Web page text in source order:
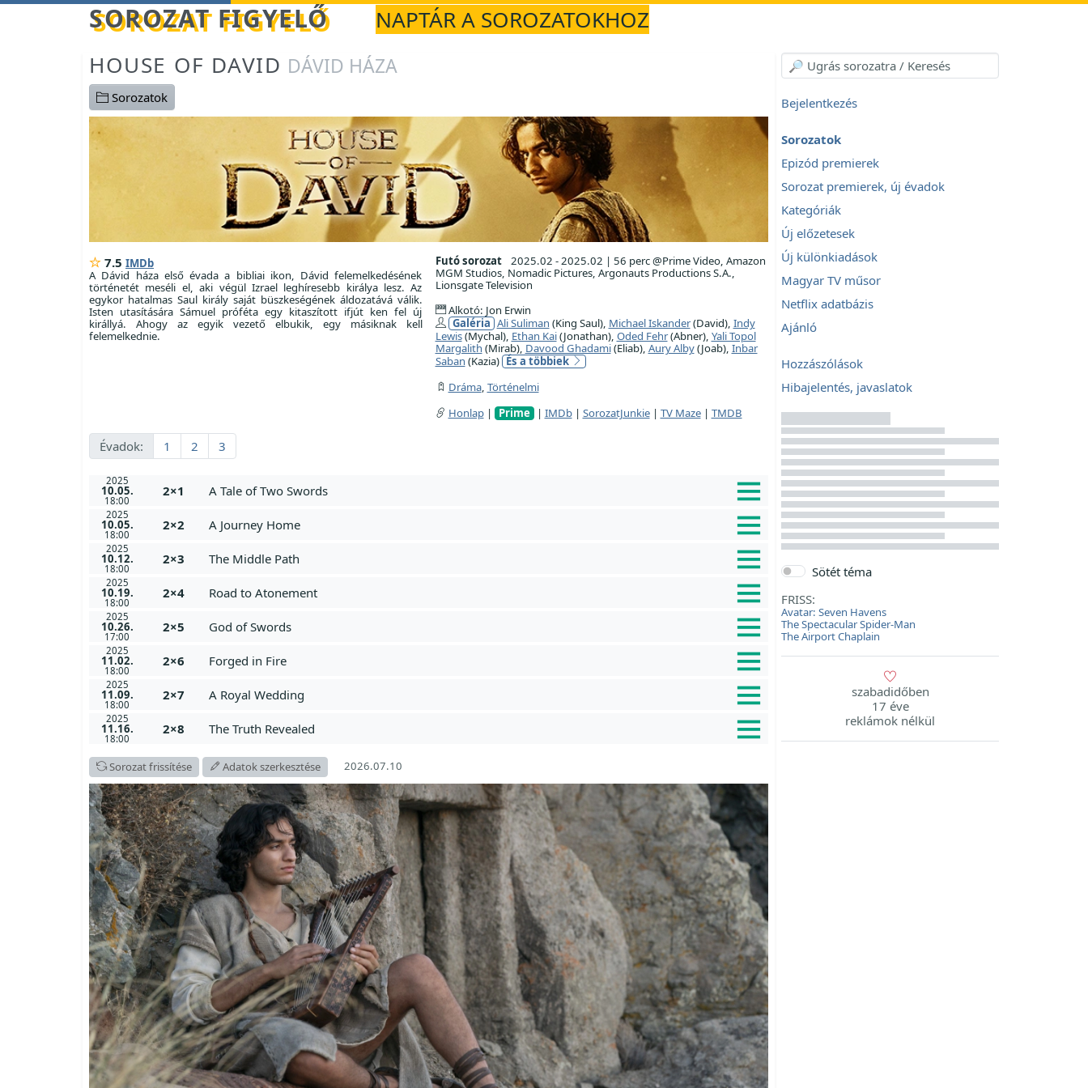
Betöltés... SOROZAT FIGYELŐ
NAPTÁR A SOROZATOKHOZ
HOUSE OF DAVID DÁVID HÁZA
Sorozatok
7.5 IMDb
A Dávid háza első évada a bibliai ikon, Dávid felemelkedésének
történetét meséli el, aki végül Izrael leghíresebb királya lesz. Az
egykor hatalmas Saul király saját büszkeségének áldozatává válik.
Isten utasítására Sámuel próféta egy kitaszított ifjút ken fel új
királlyá. Ahogy az egyik vezető elbukik, egy másiknak kell
felemelkednie.
Futó sorozat 2025.02 - 2025.02 | 56 perc @Prime Video, Amazon
MGM Studios, Nomadic Pictures, Argonauts Productions S.A.,
Lionsgate Television
Alkotó: Jon Erwin
Galéria Ali Suliman (King Saul), Michael Iskander(David), Indy
Lewis(Mychal), Ethan Kai(Jonathan), Oded Fehr(Abner), Yali Topol
Margalith (Mirab), Davood Ghadami(Eliab), Aury Alby(Joab), Inbar
Saban (Kazia) És a többiek
Dráma, Történelmi
Honlap| Prime | IMDb| SorozatJunkie| TV Maze| TMDB
Évadok: 1 2 3
2025
10.05.
18:00
2×1 A Tale of Two Swords
2025
10.05.
18:00
2×2 A Journey Home
2025
10.12.
18:00
2×3 The Middle Path
2025
10.19.
18:00
2×4 Road to Atonement
2025
10.26.
17:00
2×5 God of Swords
2025
11.02.
18:00
2×6 Forged in Fire
2025
11.09.
18:00
2×7 A Royal Wedding
2025
11.16.
18:00
2×8 The Truth Revealed
Sorozat frissítése Adatok szerkesztése 2026.07.10
Bejelentkezés
Sorozatok
Epizód premierek
Sorozat premierek, új évadok
Kategóriák
Új előzetesek
Új különkiadások
Magyar TV műsor
Netflix adatbázis
Ajánló
Hozzászólások
Hibajelentés, javaslatok
Sötét téma
FRISS:
Avatar: Seven Havens
The Spectacular Spider-Man
The Airport Chaplain
szabadidőben
17 éve
reklámok nélkül